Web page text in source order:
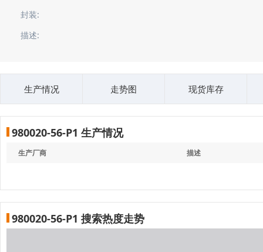
封装:
描述:
生产情况 走势图 现货库存
980020-56-P1 生产情况
生产厂商 描述
980020-56-P1 搜索热度走势